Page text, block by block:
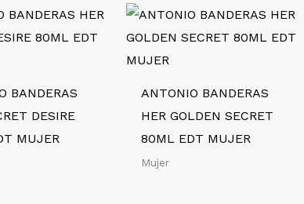
BANDERAS
DESIRE
MUJER
ANTONIO BANDERAS
HER GOLDEN SECRET
80ML EDT MUJER
Mujer